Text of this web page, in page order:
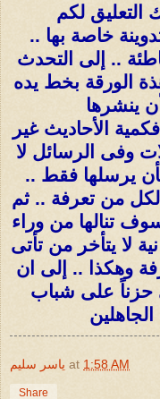
التعليق لكم
خاصة بها ..
.. إلى التحدث
الورقة بخط يده
ينشرها
الأحاديث غير
وفى الرسائل لا
يرسلها فقط ..
لكل من تعرفة .. ثم
تنالها من وراء
لا يتأخر من تأتى
وهكذا .. إلى ان
حزناً على شباب
ياسر سليم at 1:58 AM
Share